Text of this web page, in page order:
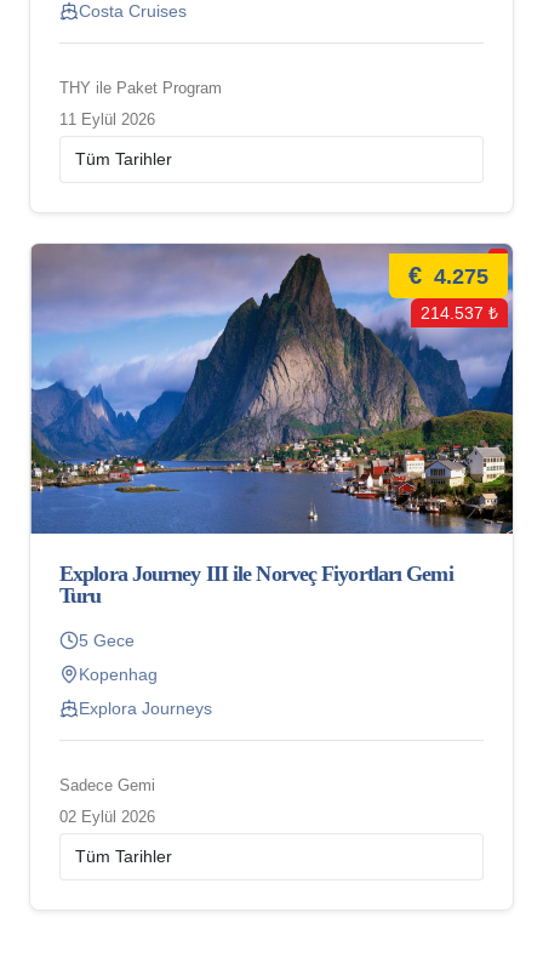
Costa Cruises
THY ile Paket Program
11 Eylül 2026
€ 4.275
214.537 ₺
Explora Journey III ile Norveç Fiyortları Gemi
Turu
5 Gece
Kopenhag
Explora Journeys
Sadece Gemi
02 Eylül 2026